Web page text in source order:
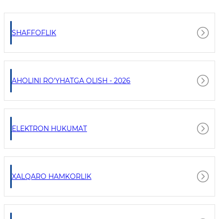
SHAFFOFLIK
AHOLINI RO'YHATGA OLISH - 2026
ELEKTRON HUKUMAT
XALQARO HAMKORLIK